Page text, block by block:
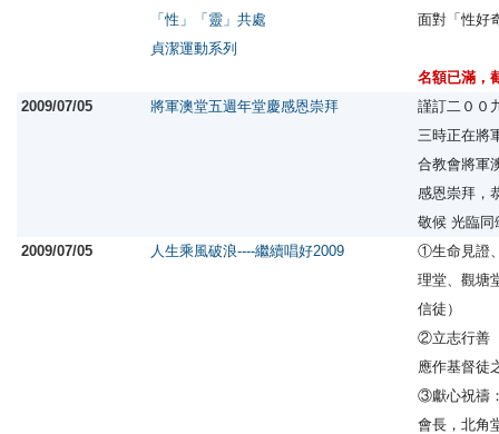
「性」「靈」共處
貞潔運動系列
面對「性好
名額已滿，
2009/07/05
將軍澳堂五週年堂慶感恩崇拜
謹訂二００
三時正在將
合教會將軍
感恩崇拜，
敬候 光臨
2009/07/05
人生乘風破浪----繼續唱好2009
①生命見證
理堂、觀塘
信徒）
②立志行善
應作基督徒
③獻心祝禱
會長，北角